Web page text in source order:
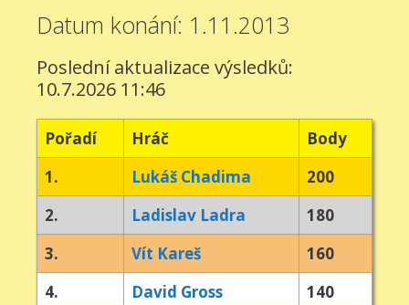
Datum konání: 1.11.2013
Poslední aktualizace výsledků:
10.7.2026 11:46
Pořadí Hráč
Body
1.
Lukáš Chadima
200
2.
Ladislav Ladra
180
3.
Vít Kareš
160
4.
David Gross
140